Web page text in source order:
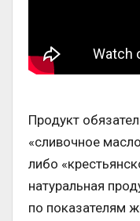
Продукт
«сливочное
либо
натуральная
по показателям